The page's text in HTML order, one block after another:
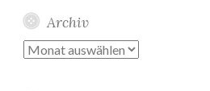
Archiv
Archiv